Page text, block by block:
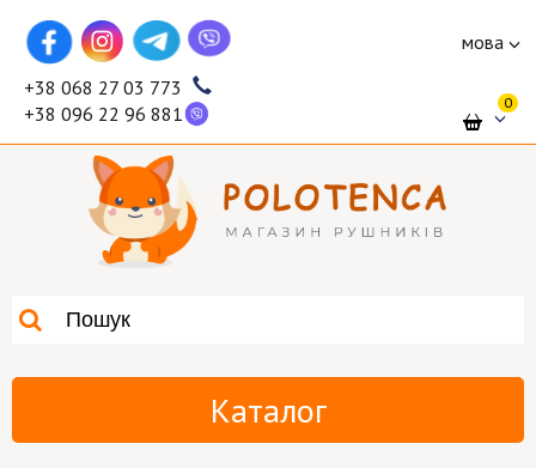
мова
+38 068 27 03 773
+38 096 22 96 881
0
Каталог